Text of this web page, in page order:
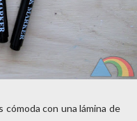
cómoda con una lámina de